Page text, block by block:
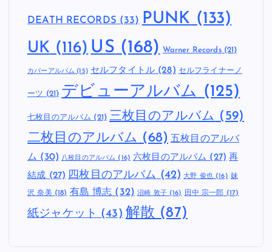
DEATH RECORDS (33) PUNK (133)
UK (116) US (168) Warner Records(21)
カバーアルバム (15) セルフタイトル(28) セルフライナーノ
ーツ (21) デビューアルバム (125)
七枚目のアルバム (21) 三枚目のアルバム (59)
二枚目のアルバム (68) 五枚目のアルバ
ム (30) 八枚目のアルバム (16) 六枚目のアルバム (27) 再
結成 (27) 四枚目のアルバム (42) 大野 俊也(16) 妹
沢 奈美(18) 有島 博志 (32) 沼崎 敦子(16) 田中 宗一郎 (17)
紙ジャケット (43) 解散 (87)